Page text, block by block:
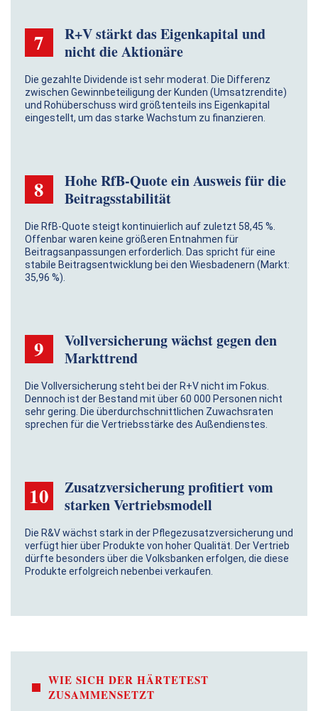
7
R+V stärkt das Eigenkapital und
nicht die Aktionäre
Die gezahlte Dividende ist sehr moderat. Die Differenz
zwischen Gewinnbeteiligung der Kunden (Umsatzrendite)
und Rohüberschuss wird größtenteils ins Eigenkapital
eingestellt, um das starke Wachstum zu finanzieren.
8
Hohe RfB-Quote ein Ausweis für die
Beitragsstabilität
Die RfB-Quote steigt kontinuierlich auf zuletzt 58,45 %.
Offenbar waren keine größeren Entnahmen für
Beitragsanpassungen erforderlich. Das spricht für eine
stabile Beitragsentwicklung bei den Wiesbadenern (Markt:
35,96 %).
9
Vollversicherung wächst gegen den
Markttrend
Die Vollversicherung steht bei der R+V nicht im Fokus.
Dennoch ist der Bestand mit über 60 000 Personen nicht
sehr gering. Die überdurchschnittlichen Zuwachsraten
sprechen für die Vertriebsstärke des Außendienstes.
10
Zusatzversicherung profitiert vom
starken Vertriebsmodell
Die R&V wächst stark in der Pflegezusatzversicherung und
verfügt hier über Produkte von hoher Qualität. Der Vertrieb
dürfte besonders über die Volksbanken erfolgen, die diese
Produkte erfolgreich nebenbei verkaufen.
WIE SICH DER HÄRTETEST
ZUSAMMENSETZT